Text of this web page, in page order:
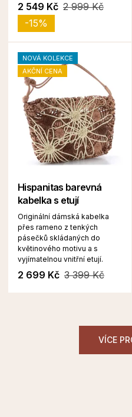
2 549 Kč 2 999 Kč
-15%
NOVÁ KOLEKCE
AKČNÍ CENA
Hispanitas barevná
kabelka s etují
Originální dámská kabelka
přes rameno z tenkých
pásečků skládaných do
květinového motivu a s
vyjímatelnou vnitřní etují.
2 699 Kč 3 399 Kč
VÍCE